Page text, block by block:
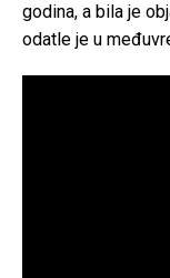
godina, a bila je
odatle je u